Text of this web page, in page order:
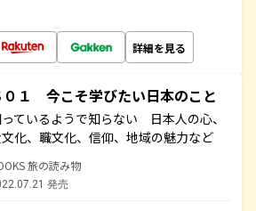
詳細を見る
０１ 今こそ学びたい日本のこと
ているようで知らない 日本人の心、
化、職文化、信仰、地域の魅力など
旅の読み物
発売